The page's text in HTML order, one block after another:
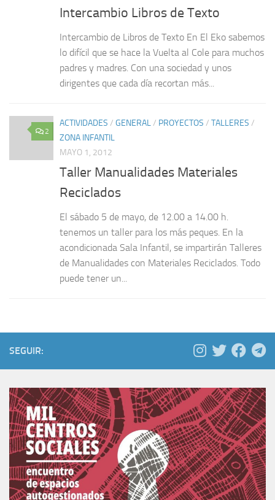
Intercambio Libros de Texto
Intercambio de Libros de Texto En El Eko sabemos
lo difícil que se hace la Vuelta al Cole para muchos
padres y madres. Con una sociedad y unos
dirigentes que cada día recortan más...
2
ACTIVIDADES / GENERAL/ PROYECTOS / TALLERES /
ZONA INFANTIL
MAYO 1, 2012
Taller Manualidades Materiales
Reciclados
El sábado 5 de mayo, de 12.00 a 14.00 h.
tenemos un taller para los más peques. En la
acondicionada Sala Infantil, se impartirán Talleres
de Manualidades con Materiales Reciclados. Todo
puede tener un...
SEGUIR: